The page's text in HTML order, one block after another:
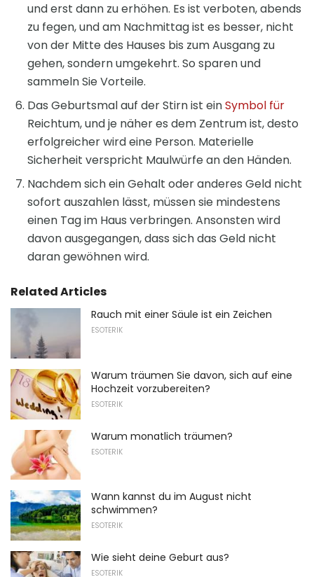
und erst dann zu erhöhen. Es ist verboten, abends
zu fegen, und am Nachmittag ist es besser, nicht
von der Mitte des Hauses bis zum Ausgang zu
gehen, sondern umgekehrt. So sparen und
sammeln Sie Vorteile.
Das Geburtsmal auf der Stirn ist einSymbol für
Reichtum, und je näher es dem Zentrum ist, desto
erfolgreicher wird eine Person. Materielle
Sicherheit verspricht Maulwürfe an den Händen.
Nachdem sich ein Gehalt oder anderes Geld nicht
sofort auszahlen lässt, müssen sie mindestens
einen Tag im Haus verbringen. Ansonsten wird
davon ausgegangen, dass sich das Geld nicht
daran gewöhnen wird.
Related Articles
Rauch mit einer Säule ist ein Zeichen
ESOTERIK
Warum träumen Sie davon, sich auf eine
Hochzeit vorzubereiten?
ESOTERIK
Warum monatlich träumen?
ESOTERIK
Wann kannst du im August nicht
schwimmen?
ESOTERIK
Wie sieht deine Geburt aus?
ESOTERIK